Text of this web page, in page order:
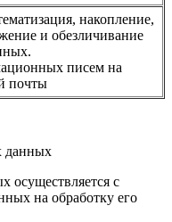
накопление,
и обезличивание
писем на
почты
данных
осуществляется с
на обработку его